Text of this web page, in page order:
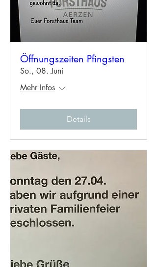
Öffnungszeiten Pfingsten
So., 08. Juni
Mehr Infos
Details